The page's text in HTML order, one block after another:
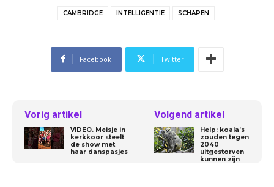
CAMBRIDGE INTELLIGENTIE SCHAPEN
Facebook Twitter
Vorig artikel
VIDEO. Meisje in
kerkkoor steelt
de show met
haar danspasjes
Volgend artikel
Help: koala’s
zouden tegen
2040
uitgestorven
kunnen zijn